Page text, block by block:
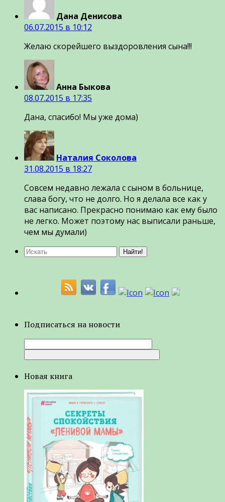
Дана Денисова
06.07.2015 в 10:12
Желаю скорейшего выздоровления сына!!!
Анна Быкова
08.07.2015 в 17:35
Дана, спасибо! Мы уже дома)
Наталия Соколова
31.08.2015 в 18:27
Совсем недавно лежала с сыном в больнице,
слава богу, что не долго. Но я делала все как у
вас написано. Прекрасно понимаю как ему было
не легко. Может поэтому нас выписали раньше,
чем мы думали)
Подписаться на новости
Новая книга